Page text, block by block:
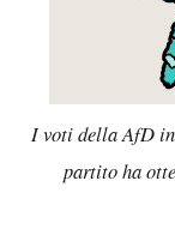
I voti della AfD
partito ha